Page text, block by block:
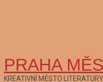
PRAHA
KREATIVNÍ MĚSTO